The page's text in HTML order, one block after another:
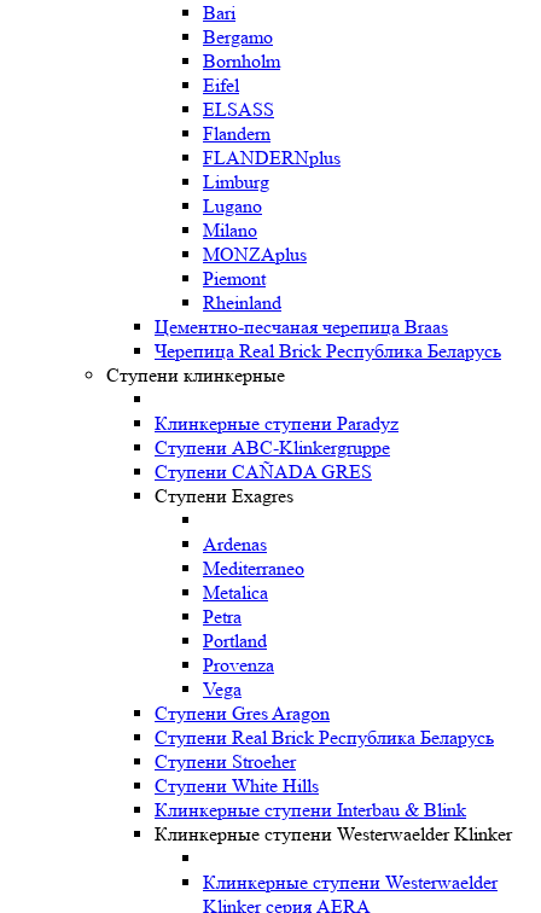
Bari
Bergamo
Bornholm
Eifel
ELSASS
Flandern
FLANDERNplus
Limburg
Lugano
Milano
MONZAplus
Piemont
Rheinland
Цементно-песчаная черепица Braas
Черепица Real Brick Республика Беларусь
Ступени клинкерные
Клинкерные ступени Paradyz
Ступени ABC-Klinkergruppe
Ступени CAÑADA GRES
Ступени Exagres
Ardenas
Mediterraneo
Metalica
Petra
Portland
Provenza
Vega
Ступени Gres Aragon
Ступени Real Brick Республика Беларусь
Ступени Stroeher
Ступени White Hills
Клинкерные ступени Interbau & Blink
Клинкерные ступени Westerwaelder Klinker
Клинкерные ступени Westerwaelder
Klinker серия AERA